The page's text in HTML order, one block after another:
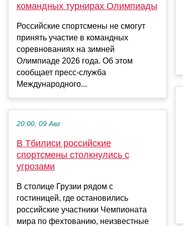
командных турнирах Олимпиады
Российские спортсмены не смогут
принять участие в командных
соревнованиях на зимней
Олимпиаде 2026 года. Об этом
сообщает пресс-служба
Международного...
20:00, 09 Авг
В Тбилиси российские
спортсмены столкнулись с
угрозами
В столице Грузии рядом с
гостиницей, где остановились
российские участники Чемпионата
мира по фехтованию, неизвестные